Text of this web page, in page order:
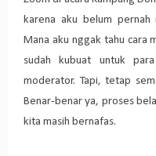
karena aku belum pernah
Mana aku nggak tahu cara
sudah kubuat untuk
moderator. Tapi, tetap
Benar-benar ya, proses
kita masih bernafas.